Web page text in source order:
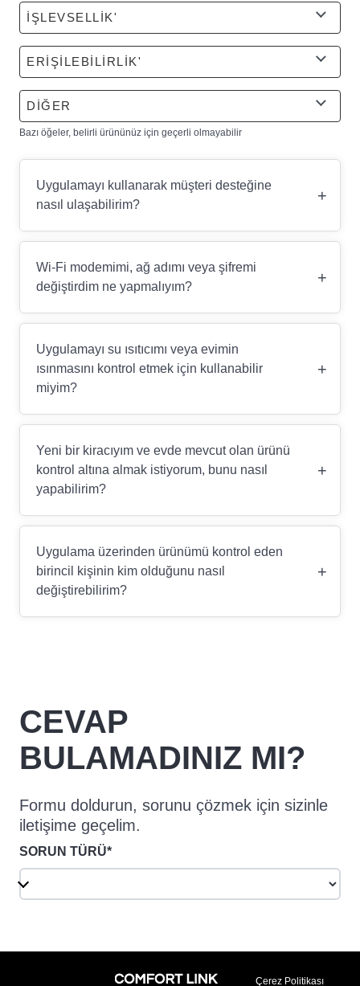
İŞLEVSELLİK'
ERİŞİLEBİLİRLİK'
DİĞER
Bazı öğeler, belirli ürününüz için geçerli olmayabilir
Uygulamayı kullanarak müşteri desteğine
nasıl ulaşabilirim?
+
Wi-Fi modemimi, ağ adımı veya şifremi
değiştirdim ne yapmalıyım?
+
Uygulamayı su ısıtıcımı veya evimin
ısınmasını kontrol etmek için kullanabilir
miyim?
+
Yeni bir kiracıyım ve evde mevcut olan ürünü
kontrol altına almak istiyorum, bunu nasıl
yapabilirim?
+
Uygulama üzerinden ürünümü kontrol eden
birincil kişinin kim olduğunu nasıl
değiştirebilirim?
+
CEVAP
BULAMADINIZ MI?
Formu doldurun, sorunu çözmek için sizinle
iletişime geçelim.
SORUN TÜRÜ*
Çerez Politikası